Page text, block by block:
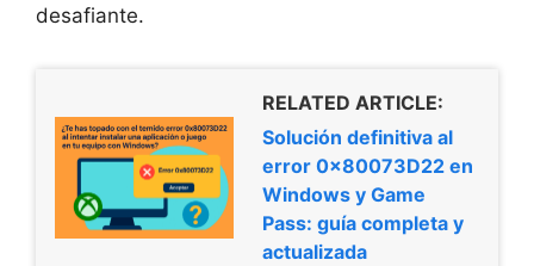
desafiante.
RELATED ARTICLE:
Solución definitiva al
error 0x80073D22 en
Windows y Game
Pass: guía completa y
actualizada